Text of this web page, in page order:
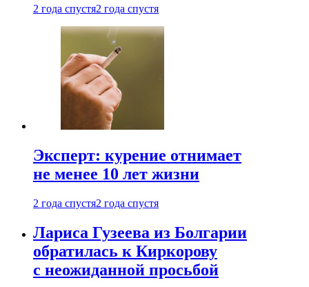
2 года спустя2 года спустя
Эксперт: курение отнимает
не менее 10 лет жизни
2 года спустя2 года спустя
Лариса Гузеева из Болгарии
обратилась к Киркорову
с неожиданной просьбой